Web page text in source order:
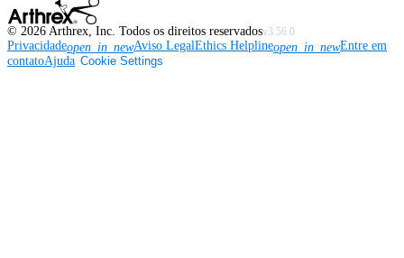
© 2026 Arthrex, Inc. Todos os direitos reservadosv3.56.0
Privacidadeopen_in_newAviso LegalEthics Helplineopen_in_newEntre em
contatoAjuda Cookie Settings